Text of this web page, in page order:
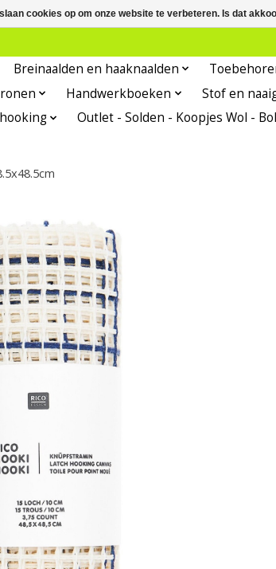
Breinaalden en haaknaalden
Handwerkboeken Stof en
Outlet - Solden - Koopjes Wol -
cookies op om onze website te verbeteren. Is dat